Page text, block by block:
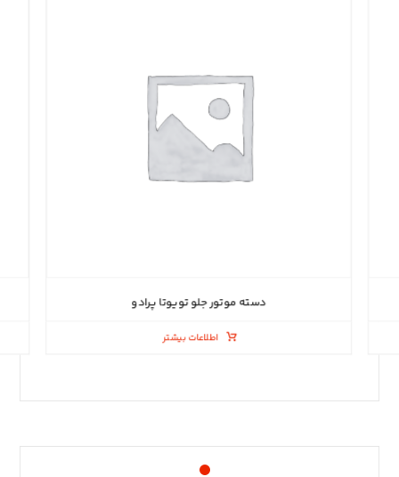
دسته موتور جلو تویوتا پرادو
اطلاعات بیشتر